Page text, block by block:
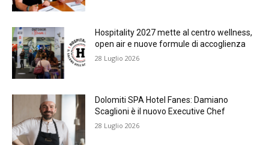
Hospitality 2027 mette al centro wellness,
open air e nuove formule di accoglienza
28 Luglio 2026
Dolomiti SPA Hotel Fanes: Damiano
Scaglioni è il nuovo Executive Chef
28 Luglio 2026